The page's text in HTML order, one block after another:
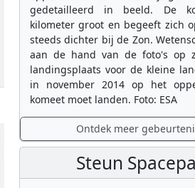
gedetailleerd in beeld. De
kilometer groot en begeeft zich
steeds dichter bij de Zon.
aan de hand van de foto's op
landingsplaats voor de kleine
in november 2014 op het
komeet moet landen. Foto: ESA
Ontdek meer
Steun